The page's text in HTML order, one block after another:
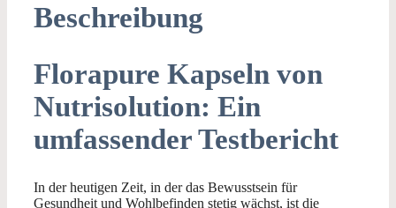
Beschreibung
Florapure Kapseln von
Nutrisolution: Ein
umfassender Testbericht
In der heutigen Zeit, in der das Bewusstsein für
Gesundheit und Wohlbefinden stetig wächst, ist die